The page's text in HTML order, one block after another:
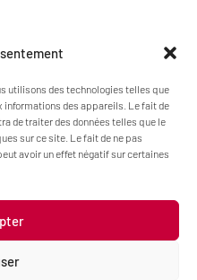
utilisons des technologies telles que
informations des appareils. Le fait de
de traiter des données telles que le
sur ce site. Le fait de ne pas
avoir un effet négatif sur certaines
Design : Camille Frégier